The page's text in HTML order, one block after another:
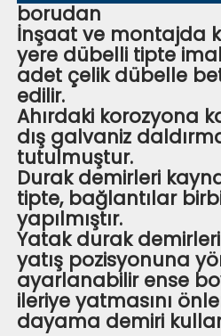
borudan
İnşaat ve montajda
yere dübelli tipte
adet çelik dübelle
edilir.
Ahırdaki korozyona
dış galvaniz
tutulmuştur.
Durak demirleri
tipte, bağlantılar
yapılmıştır.
Yatak durak
yatış pozisyonuna
ayarlanabilir ense
ileriye yatmasını
dayama demiri